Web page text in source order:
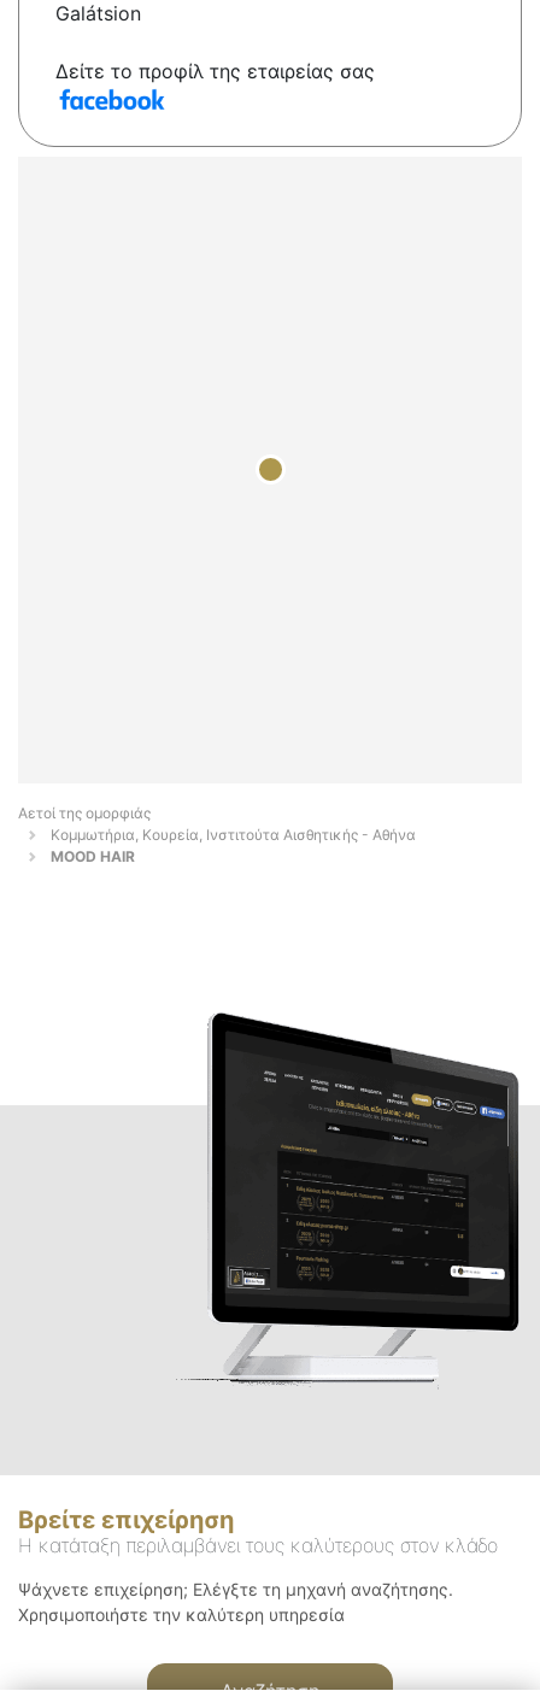
Galátsion
Δείτε το προφίλ της εταιρείας σας
Αετοί της ομορφιάς
Κομμωτήρια, Κουρεία, Ινστιτούτα Αισθητικής - Αθήνα
MOOD HAIR
Βρείτε επιχείρηση
Η κατάταξη περιλαμβάνει τους καλύτερους στον κλάδο
Ψάχνετε επιχείρηση; Ελέγξτε τη μηχανή αναζήτησης.
Χρησιμοποιήστε την καλύτερη υπηρεσία